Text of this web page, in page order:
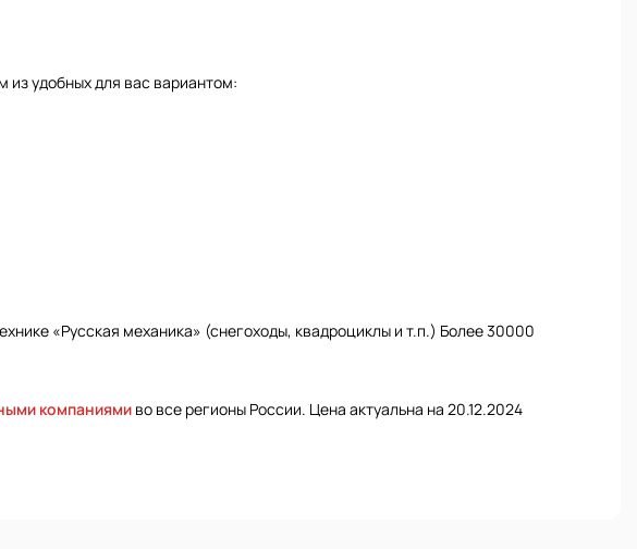
удобных для вас вариантом:
«Русская механика» (снегоходы, квадроциклы и т.п.) Более 30000
компаниями во все регионы России. Цена актуальна на 20.12.2024